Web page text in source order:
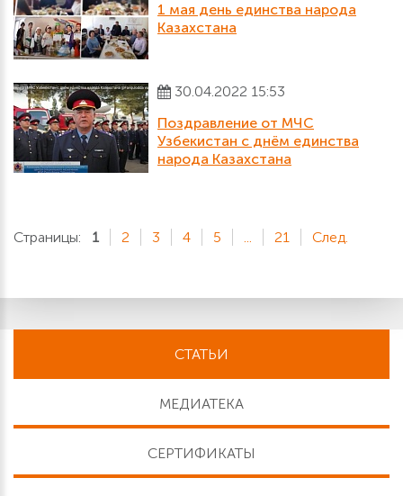
1 мая день единства народа
Казахстана
30.04.2022 15:53
Поздравление от МЧС
Узбекистан с днём единства
народа Казахстана
Страницы: 1 2 3 4 5 ... 21 След.
СТАТЬИ
МЕДИАТЕКА
СЕРТИФИКАТЫ